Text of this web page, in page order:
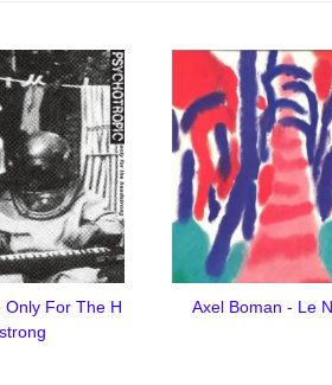
Only For The H
Axel Boman - Le